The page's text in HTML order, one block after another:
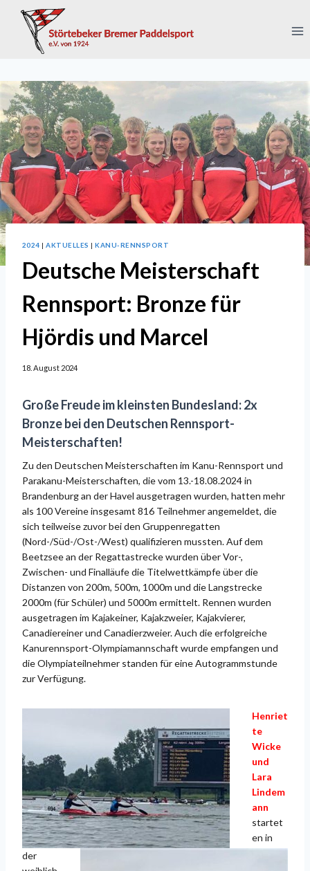
Inhalt
springen
2024 |AKTUELLES |KANU-RENNSPORT
Deutsche Meisterschaft
Rennsport: Bronze für
Hjördis und Marcel
18. August 2024
Große Freude im kleinsten Bundesland: 2x
Bronze bei den Deutschen Rennsport-
Meisterschaften!
Zu den Deutschen Meisterschaften im Kanu-Rennsport und
Parakanu-Meisterschaften, die vom 13.-18.08.2024 in
Brandenburg an der Havel ausgetragen wurden, hatten mehr
als 100 Vereine insgesamt 816 Teilnehmer angemeldet, die
sich teilweise zuvor bei den Gruppenregatten
(Nord-/Süd-/Ost-/West) qualifizieren mussten. Auf dem
Beetzsee an der Regattastrecke wurden über Vor-,
Zwischen- und Finalläufe die Titelwettkämpfe über die
Distanzen von 200m, 500m, 1000m und die Langstrecke
2000m (für Schüler) und 5000m ermittelt. Rennen wurden
ausgetragen im Kajakeiner, Kajakzweier, Kajakvierer,
Canadiereiner und Canadierzweier. Auch die erfolgreiche
Kanurennsport-Olympiamannschaft wurde empfangen und
die Olympiateilnehmer standen für eine Autogrammstunde
zur Verfügung.
Henriet
te
Wicke
und
Lara
Lindem
ann
startet
en in
der